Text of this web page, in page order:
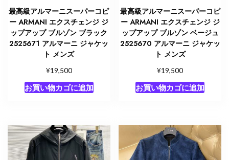
最高級アルマーニスーパーコピ
ー ARMANI エクスチェンジ ジ
ップアップ ブルゾン ブラック
2525671 アルマーニ ジャケッ
ト メンズ
¥19,500
お買い物カゴに追加
最高級アルマーニスーパーコピ
ー ARMANI エクスチェンジ ジ
ップアップ ブルゾン ベージュ
2525670 アルマーニ ジャケッ
ト メンズ
¥19,500
お買い物カゴに追加